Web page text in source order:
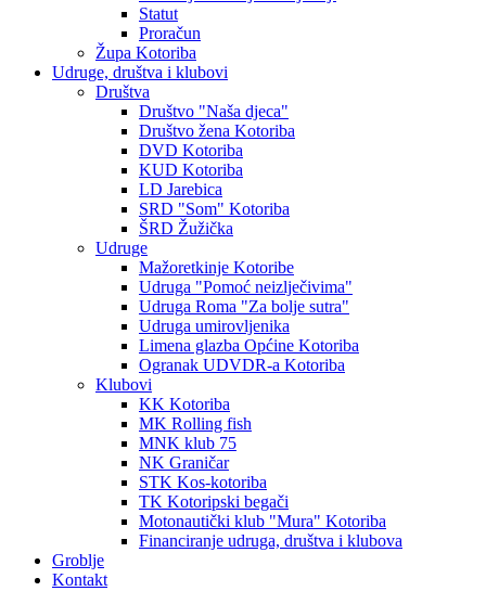
Statut
Proračun
Župa Kotoriba
Udruge, društva i klubovi
Društva
Društvo "Naša djeca"
Društvo žena Kotoriba
DVD Kotoriba
KUD Kotoriba
LD Jarebica
SRD "Som" Kotoriba
ŠRD Žužička
Udruge
Mažoretkinje Kotoribe
Udruga "Pomoć neizlječivima"
Udruga Roma "Za bolje sutra"
Udruga umirovljenika
Limena glazba Općine Kotoriba
Ogranak UDVDR-a Kotoriba
Klubovi
KK Kotoriba
MK Rolling fish
MNK klub 75
NK Graničar
STK Kos-kotoriba
TK Kotoripski begači
Motonautički klub "Mura" Kotoriba
Financiranje udruga, društva i klubova
Groblje
Kontakt